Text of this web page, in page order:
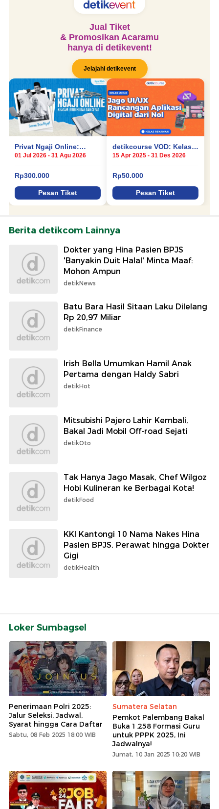
Berita detikcom Lainnya
Dokter yang Hina Pasien BPJS
'Banyakin Duit Halal' Minta Maaf:
Mohon Ampun
detikNews
Batu Bara Hasil Sitaan Laku Dilelang
Rp 20,97 Miliar
detikFinance
Irish Bella Umumkan Hamil Anak
Pertama dengan Haldy Sabri
detikHot
Mitsubishi Pajero Lahir Kembali,
Bakal Jadi Mobil Off-road Sejati
detikOto
Tak Hanya Jago Masak, Chef Wilgoz
Hobi Kulineran ke Berbagai Kota!
detikFood
KKI Kantongi 10 Nama Nakes Hina
Pasien BPJS, Perawat hingga Dokter
Gigi
detikHealth
Loker Sumbagsel
Penerimaan Polri 2025:
Jalur Seleksi, Jadwal,
Syarat hingga Cara Daftar
Sabtu, 08 Feb 2025 18:00 WIB
Sumatera Selatan
Pemkot Palembang Bakal
Buka 1.258 Formasi Guru
untuk PPPK 2025, Ini
Jadwalnya!
Jumat, 10 Jan 2025 10:20 WIB